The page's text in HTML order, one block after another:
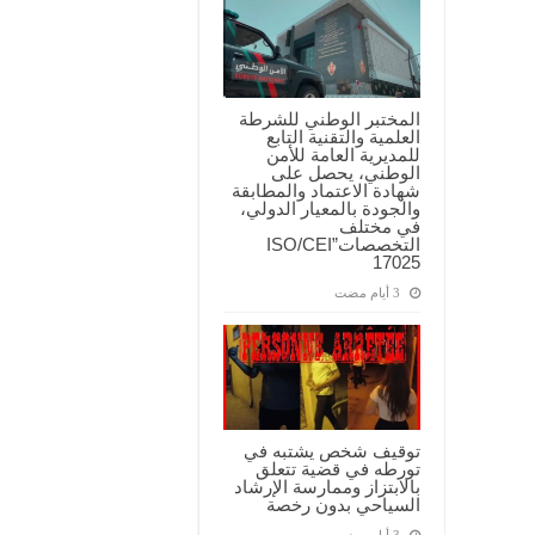
المختبر الوطني للشرطة
العلمية والتقنية التابع
للمديرية العامة للأمن
الوطني، يحصل على
شهادة الاعتماد والمطابقة
والجودة بالمعيار الدولي،
في مختلف
التخصصات”ISO/CEI
17025
توقيف شخص يشتبه في
تورطه في قضية تتعلق
بالابتزاز وممارسة الإرشاد
السياحي بدون رخصة